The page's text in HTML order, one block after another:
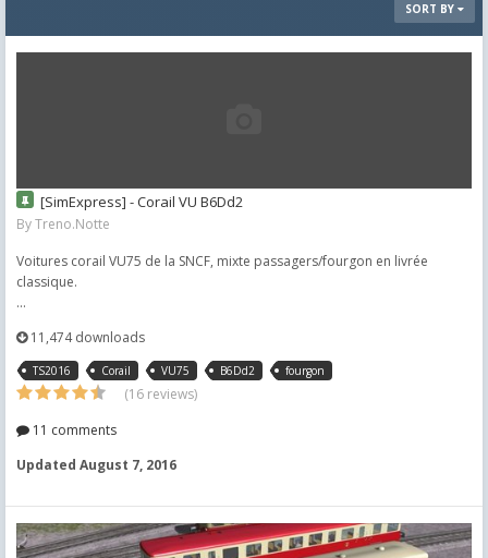
SORT BY
[SimExpress] - Corail VU B6Dd2
ByTreno.Notte
Voitures corail VU75 de la SNCF, mixte passagers/fourgon en livrée
classique.
...
11,474 downloads
TS2016 Corail VU75 B6Dd2 fourgon
(16 reviews)
11 comments
Updated August 7, 2016